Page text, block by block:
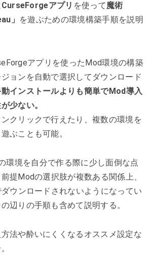
CurseForgeアプリ を使って魔術
」 を遊ぶための環境構築手順を説明
アプリを使ったMod環境の構築
ョンを自動で選択してダウンロード
インストールよりも簡単でMod導入
少ない。
クリックで行えたり、複数の環境を
ぶことも可能。
環境を自分で作る際に少し面倒な点
提Modの選択肢が複数ある関係上、
ウンロードされないようになってい
辺りの手順も含めて説明する。
法や酔いにくくなるオススメ設定な